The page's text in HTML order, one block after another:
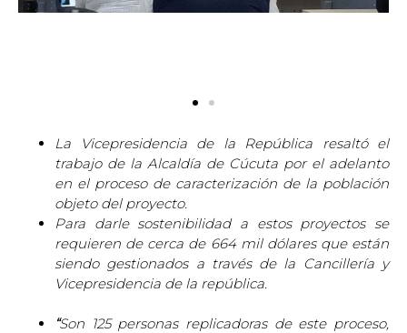
La Vicepresidencia de la República resaltó el
trabajo de la Alcaldía de Cúcuta por el adelanto
en el proceso de caracterización de la población
objeto del proyecto.
Para darle sostenibilidad a estos proyectos se
requieren de cerca de 664 mil dólares que están
siendo gestionados a través de la Cancillería y
Vicepresidencia de la república.
“Son 125 personas replicadoras de este proceso,